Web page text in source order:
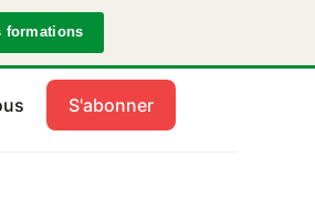
formations
S'abonner